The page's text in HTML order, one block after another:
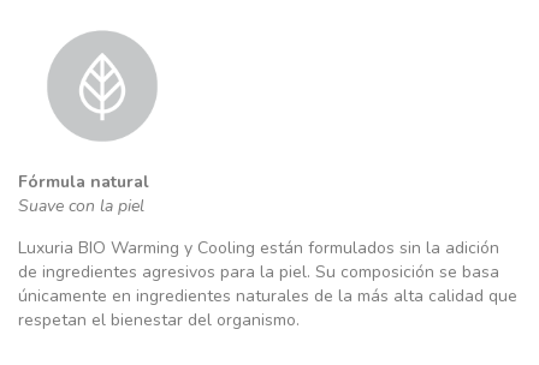
Fórmula natural
Suave con la piel
Luxuria BIO Warming y Cooling están formulados sin la adición
de ingredientes agresivos para la piel. Su composición se basa
únicamente en ingredientes naturales de la más alta calidad que
respetan el bienestar del organismo.